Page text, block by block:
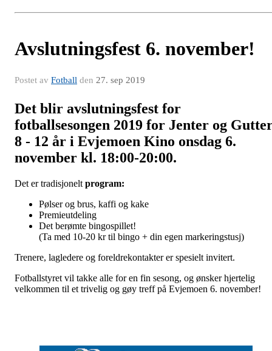
Avslutningsfest 6. november!
Postet av Fotball den 27. sep 2019
Det blir avslutningsfest for
fotballsesongen 2019 for Jenter og
8 - 12 år i Evjemoen Kino onsdag 6.
november kl. 18:00-20:00.
Det er tradisjonelt program:
Pølser og brus, kaffi og kake
Premieutdeling
Det berømte bingospillet!
(Ta med 10-20 kr til bingo + din egen markeringstusj)
Trenere, lagledere og foreldrekontakter er spesielt invitert.
Fotballstyret vil takke alle for en fin sesong, og ønsker hjertelig
velkommen til et trivelig og gøy treff på Evjemoen 6. november!